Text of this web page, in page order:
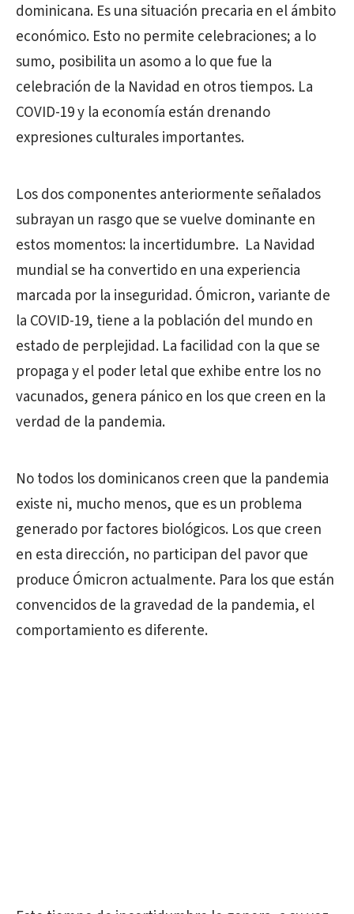
dominicana. Es una situación precaria en el ámbito
económico. Esto no permite celebraciones; a lo
sumo, posibilita un asomo a lo que fue la
celebración de la Navidad en otros tiempos. La
COVID-19 y la economía están drenando
expresiones culturales importantes.
Los dos componentes anteriormente señalados
subrayan un rasgo que se vuelve dominante en
estos momentos: la incertidumbre. La Navidad
mundial se ha convertido en una experiencia
marcada por la inseguridad. Ómicron, variante de
la COVID-19, tiene a la población del mundo en
estado de perplejidad. La facilidad con la que se
propaga y el poder letal que exhibe entre los no
vacunados, genera pánico en los que creen en la
verdad de la pandemia.
No todos los dominicanos creen que la pandemia
existe ni, mucho menos, que es un problema
generado por factores biológicos. Los que creen
en esta dirección, no participan del pavor que
produce Ómicron actualmente. Para los que están
convencidos de la gravedad de la pandemia, el
comportamiento es diferente.